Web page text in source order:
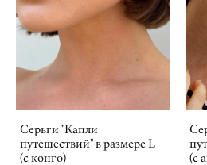
Серьги "Капли
путешествий" в размере L
(с конго)
(с